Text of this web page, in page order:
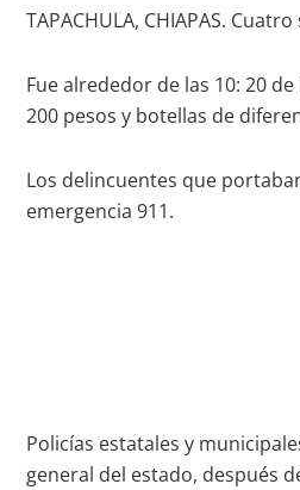
TAPACHULA, CHIAPAS.
Fue alrededor de las 10: 20
200 pesos y botellas de
Los delincuentes que
emergencia 911.
Policías estatales y
general del estado, después